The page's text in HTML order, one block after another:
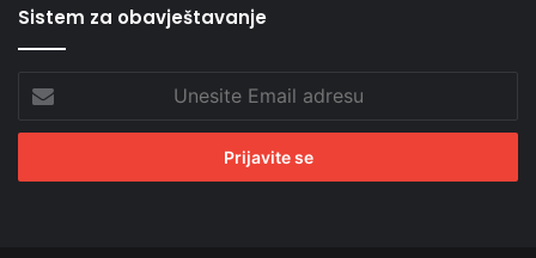
Sistem za obavještavanje
Email
adresu